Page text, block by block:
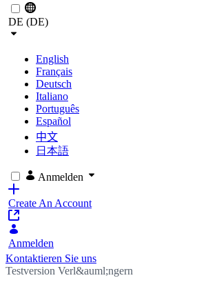
DE (DE)
English
Français
Deutsch
Italiano
Português
Español
中文
日本語
Anmelden
Create An Account
Anmelden
Kontaktieren Sie uns
Testversion Verl&auml;ngern